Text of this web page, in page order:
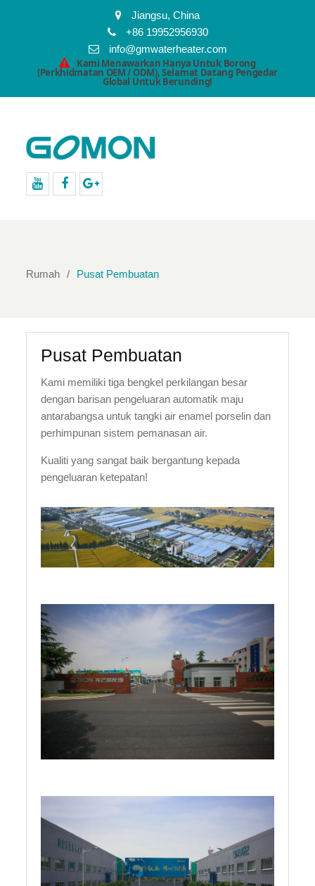
Jiangsu, China
+86 19952956930
info@gmwaterheater.com
Kami Menawarkan Hanya Untuk Borong
(Perkhidmatan OEM / ODM), Selamat Datang Pengedar
Global Untuk Berunding!
Rumah Pusat Pembuatan
Pusat Pembuatan
Kami memiliki tiga bengkel perkilangan besar
dengan barisan pengeluaran automatik maju
antarabangsa untuk tangki air enamel porselin dan
perhimpunan sistem pemanasan air.
Kualiti yang sangat baik bergantung kepada
pengeluaran ketepatan!